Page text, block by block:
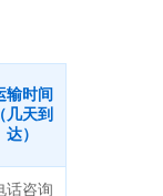
输时间
（几天到
达）
话咨询